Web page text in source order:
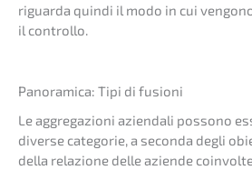
riguar­da quindi il modo in cui
il controllo.
Panor­ami­ca: Tipi di fusioni
Le aggre­ga­zio­ni aziend­a­li posso­no
diver­se catego­rie, a secon­da degli
della relazio­ne delle azien­de